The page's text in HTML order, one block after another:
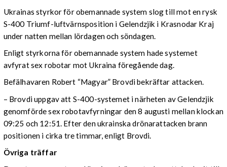
Ukrainas styrkor för obemannade system slog till mot en rysk
S-400 Triumf-luftvärnsposition i Gelendzjik i Krasnodar Kraj
under natten mellan lördagen och söndagen.
Enligt styrkorna för obemannade system hade systemet
avfyrat sex robotar mot Ukraina föregående dag.
Befälhavaren Robert “Magyar” Brovdi bekräftar attacken.
– Brovdi uppgav att S-400-systemet i närheten av Gelendzjik
genomförde sex robotavfyrningar den 8 augusti mellan klockan
09:25 och 12:51. Efter den ukrainska drönarattacken brann
positionen i cirka tre timmar, enligt Brovdi.
Övriga träffar